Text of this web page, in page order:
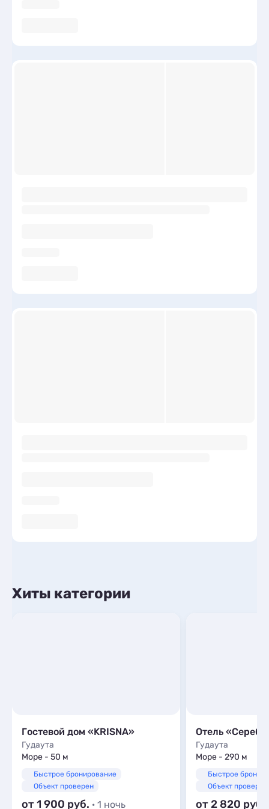
Хиты категории
Гостевой дом «KRISNA»
Гудаута
Море - 50 м
Быстрое бронирование
Объект проверен
от 1 900 · 1 ночь
Отель
Гудаута
Море - 290 м
Быстрое
Объект проверен
от 2 820